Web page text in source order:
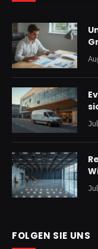
FOLGEN SIE UNS